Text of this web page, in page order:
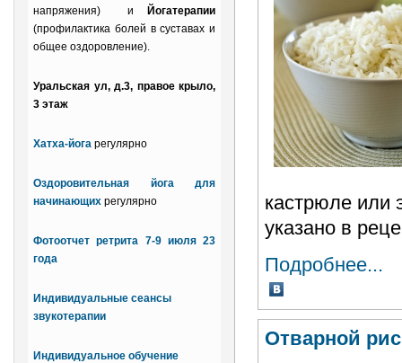
напряжения) и
Йогатерапии
(профилактика болей в суставах и
общее оздоровление).
Уральская ул, д.3, правое крыло,
3 этаж
Хатха-йога регулярно
Оздоровительная йога для
начинающих регулярно
Фотоотчет ретрита 7-9 июля 23
года
Индивидуальные сеансы
звукотерапии
Индивидуальное обучение
кастрюле или
указано в
Подробнее...
Отварной